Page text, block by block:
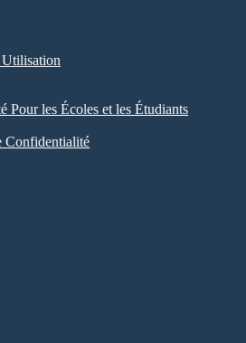
Pour les Écoles et les Étudiants
Confidentialité